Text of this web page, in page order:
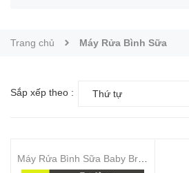
Trang chủ Máy Rửa Bình Sữa
Sắp xếp theo : Thứ tự